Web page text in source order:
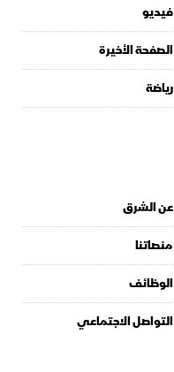
فيديو
الصفحة الأخيرة
رياضة
عن الشرق
منصاتنا
الوظائف
التواصل الاجتماعي